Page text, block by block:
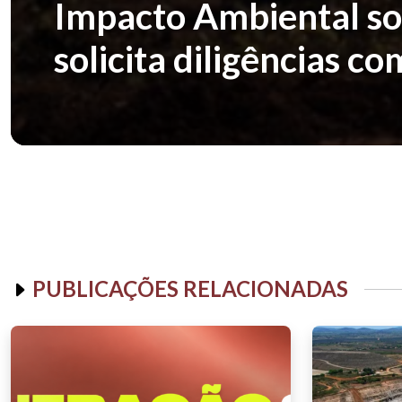
Impacto Ambiental
solicita diligências
PUBLICAÇÕES RELACIONADAS